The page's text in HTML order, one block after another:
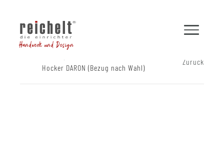
Handwerk und Design
Hocker DARON (Bezug nach Wahl)
Zurück